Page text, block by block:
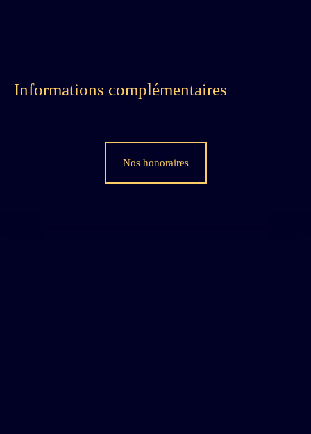
Informations complémentaires
Nos honoraires